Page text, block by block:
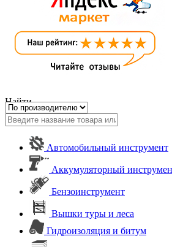
Найти
Автомобильный инструмент
Аккумуляторный
Бензоинструмент
Вышки туры и леса
Гидроизоляция и битум